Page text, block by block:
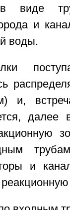
виде
и
воды.
и,
далее
и